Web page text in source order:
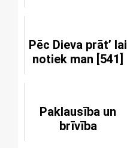
Pēc Dieva prāt’ lai
notiek man [541]
Paklausība un
brīvība